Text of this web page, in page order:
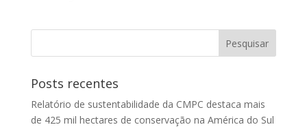
Posts recentes
Relatório de sustentabilidade da CMPC destaca mais
de 425 mil hectares de conservação na América do Sul